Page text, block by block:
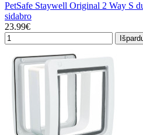
PetSafe Staywell Original 2 Way S
sidabro
23.99€